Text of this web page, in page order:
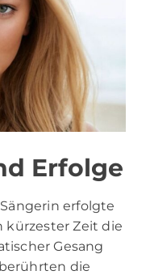
Erfolge
erfolgte
kürzester Zeit die
Gesang
die